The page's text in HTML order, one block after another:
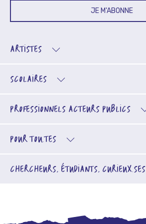
JE M'ABONNE
ARTISTES
SCOLAIRES
PROFESSIONNELS ACTEURS PUBLICS
POUR TOU.TES
CHERCHEURS, ÉTUDIANTS, CURIEUX.SES